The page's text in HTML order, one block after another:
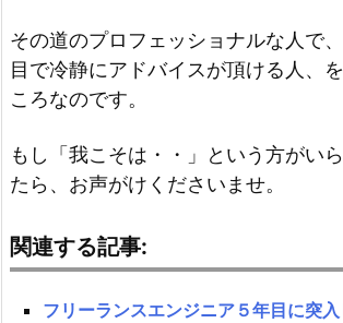
その道のプロフェッショナルな人で
目で冷静にアドバイスが頂ける人、
ころなのです。
もし「我こそは・・」という方がい
たら、お声がけくださいませ。
関連する記事:
フリーランスエンジニア５年目に突